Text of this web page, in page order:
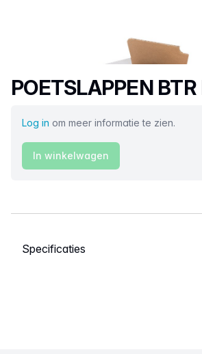
Productnaam
POETSLAPPEN
Log in om meer informatie te zien.
In winkelwagen
Selecteer een tabblad